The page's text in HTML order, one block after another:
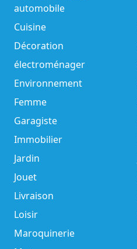
automobile
Cuisine
Décoration
électroménager
Environnement
Femme
Garagiste
Immobilier
Jardin
Jouet
Livraison
Loisir
Maroquinerie